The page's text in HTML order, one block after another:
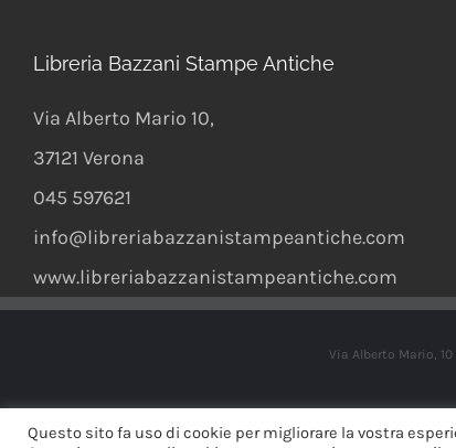
Libreria Bazzani Stampe Antiche
Via Alberto Mario 10,
37121 Verona
045 597621
info@libreriabazzanistampeantiche.com
www.libreriabazzanistampeantiche.com
Via Alberto Mario, 10
Questo sito fa uso di cookie per migliorare la vostra